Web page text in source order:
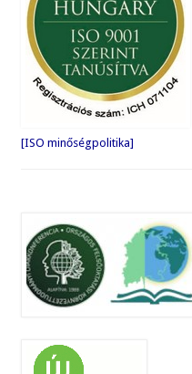
[ISO minőségpolitika]